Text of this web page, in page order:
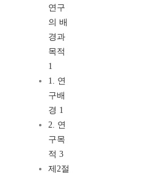
연구
의 배
경과
목적
1
1. 연
구배
경 1
2. 연
구목
적 3
제2절